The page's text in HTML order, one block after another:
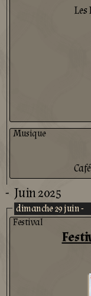
Musique
- Juin 2025
dimanche 29 juin -
Festival